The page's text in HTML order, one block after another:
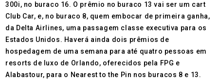
300i, no buraco 16. O prêmio no buraco 13 vai ser um cart
Club Car, e, no buraco 8, quem embocar de primeira ganha,
da Delta Airlines, uma passagem classe executiva para os
Estados Unidos. Haverá ainda dois prêmios de
hospedagem de uma semana para até quatro pessoas em
resorts de luxo de Orlando, oferecidos pela FPG e
Alabastour, para o Nearest to the Pin nos buracos 8 e 13.